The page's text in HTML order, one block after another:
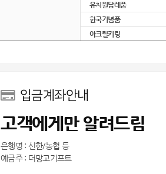
유치원답례품
한국기념품
아크릴키링
입금계좌안내
고객에게만 알려드림
은행명 : 신한/농협 등
예금주 : 더망고기프트